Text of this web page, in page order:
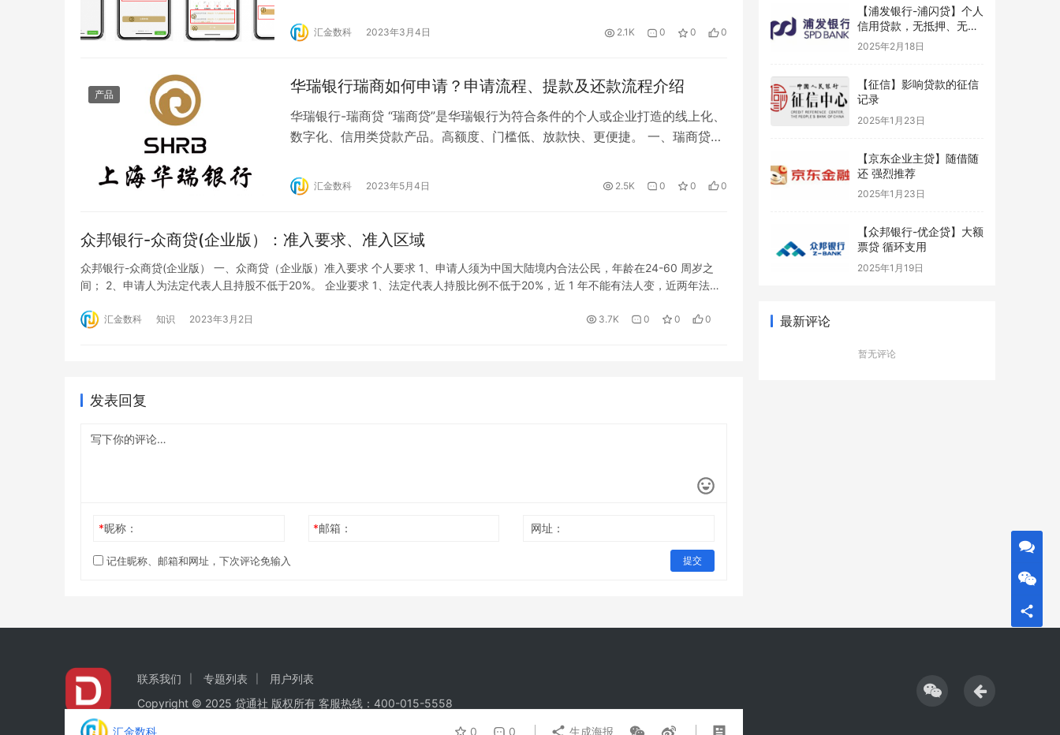
汇金数科 0 0 生成海报
务授权。） 信息补录 系统审核页面（授信结果将短信通知客户，授信通过的客
户，短信通知中将附华瑞银行APP下载链接） 二、瑞…
汇金数科 2023年3月4日 2.1K 0 0 0
产品 华瑞银行瑞商如何申请？申请流程、提款及还款流程介绍
华瑞银行-瑞商贷 “瑞商贷”是华瑞银行为符合条件的个人或企业打造的线上化、
数字化、信用类贷款产品。高额度、门槛低、放款快、更便捷。 一、瑞商贷申
企业信息认证 3、税务授权： （上海地区客户须登录上海银税互动信息服务平
台（https://tax.shbanking.cn/），选择华瑞银行完…
汇金数科 2023年5月4日 2.5K 0 0 0
众邦银行-众商贷(企业版）：准入要求、准入区域
众邦银行-众商贷(企业版） 一、众商贷（企业版）准入要求 个人要求 1、申请人须为中国大陆境内合法公民，年龄在24-60 周岁之
间； 2、申请人为法定代表人且持股不低于20%。 企业要求 1、法定代表人持股比例不低于20%，近 1 年不能有法人变，近两年法人
汇金数科 知识 2023年3月2日 3.7K 0 0 0
发表回复
*昵称： *邮箱： 网址：
记住昵称、邮箱和网址，下次评论免输入 提交
【浦发银行-浦闪贷】个人
信用贷款，无抵押、无担
保
2025年2月18日
【征信】影响贷款的征信
记录
2025年1月23日
【京东企业主贷】随借随
还 强烈推荐
2025年1月23日
【众邦银行-优企贷】大额
票贷 循环支用
2025年1月19日
最新评论
暂无评论
联系我们 专题列表
用户列表
Copyright © 2025 贷通社 版权所有 客服热线：400-015-5558